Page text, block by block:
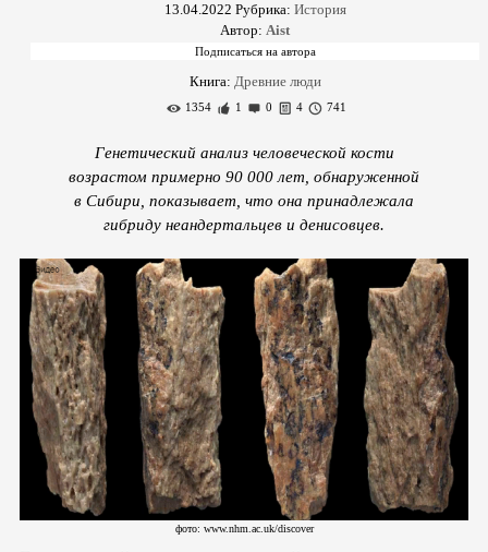
13.04.2022 Рубрика: История
Автор: Aist
Книга: Древние люди
1354 1 0 4 741
Генетический анализ человеческой кости
возрастом примерно 90 000 лет, обнаруженной
в Сибири, показывает, что она принадлежала
гибриду неандертальцев и денисовцев.
фото: www.nhm.ac.uk/discover